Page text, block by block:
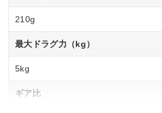
210g
最大ドラグ力（kg）
5kg
ギア比